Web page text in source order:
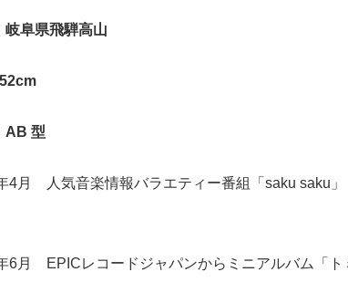
岐阜県飛騨高山
AB 型
4月 人気音楽情報バラエティー番組「saku saku
6月 EPICレコードジャパンからミニアルバム「ト